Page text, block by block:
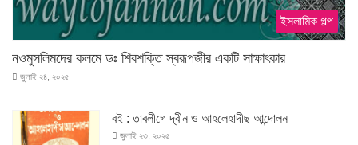
ইসলামিক গল্প
নওমুসলিমদের কলমে ডঃ শিবশক্তি স্বরূপজীর একটি সাক্ষাৎকার
জুলাই ২৪, ২০২৫
বই : তাবলীগে দ্বীন ও আহলেহাদীছ আন্দোলন
জুলাই ২৩, ২০২৫